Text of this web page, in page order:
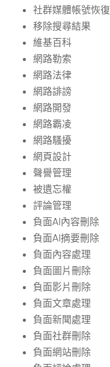
社群媒體帳號恢復
移除搜尋結果
維基百科
網路勒索
網路法律
網路誹謗
網路開發
網路霸凌
網路騷擾
網頁設計
聲譽管理
被遺忘權
評論管理
負面AI內容刪除
負面AI摘要刪除
負面內容處理
負面圖片刪除
負面影片刪除
負面文章處理
負面新聞處理
負面社群刪除
負面網站刪除